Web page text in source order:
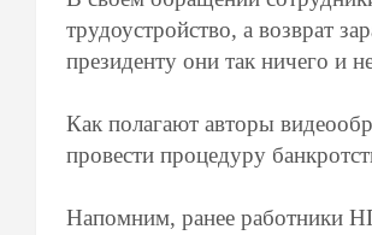
трудоустройство, а возврат
президенту они так ничего и
Как полагают авторы
провести процедуру
Напомним, ранее работники